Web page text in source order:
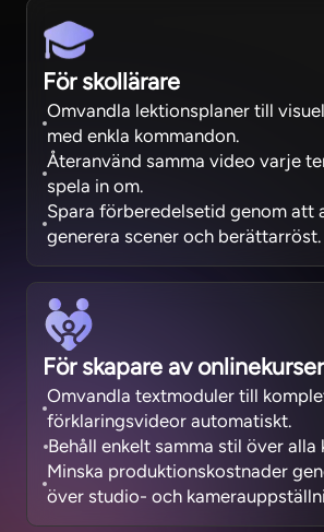
För skollärare
Omvandla lektionsplaner till
med enkla kommandon.
Återanvänd samma video varje
spela in om.
Spara förberedelsetid genom att
generera scener och berättarröst.
För skapare av onlinekurser
Omvandla textmoduler till
förklaringsvideor automatiskt.
Behåll enkelt samma stil över alla
Minska produktionskostnader
över studio- och